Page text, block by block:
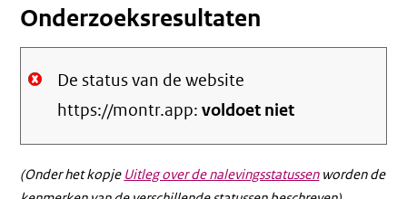
Onderzoeksresultaten
De status van de website
https://montr.app:voldoet niet
(Onder het kopje Uitleg over de nalevingsstatussenworden de